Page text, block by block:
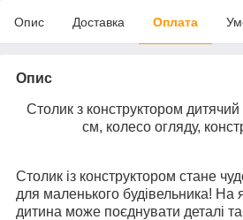
Опис Доставка Оплата
Опис
Столик з конструктором
см, колесо огляду,
Столик із конструктором стане
для маленького будівельника! На
дитина може поєднувати деталі